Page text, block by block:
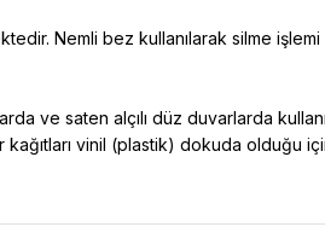
Nemli bez kullanılarak silme
ve saten alçılı düz duvarlarda
vinil (plastik) dokuda olduğu